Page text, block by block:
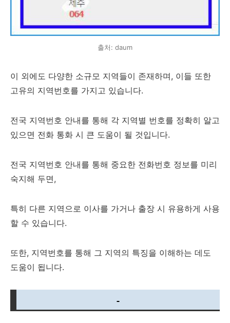
출처: daum
이 외에도 다양한 소규모 지역들이 존재하며, 이들 또한
고유의 지역번호를 가지고 있습니다.
전국 지역번호 안내를 통해 각 지역별 번호를 정확히 알고
있으면 전화 통화 시 큰 도움이 될 것입니다.
전국 지역번호 안내를 통해 중요한 전화번호 정보를 미리
숙지해 두면,
특히 다른 지역으로 이사를 가거나 출장 시 유용하게 사용
할 수 있습니다.
또한, 지역번호를 통해 그 지역의 특징을 이해하는 데도
도움이 됩니다.